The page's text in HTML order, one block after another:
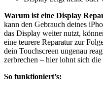
Warum ist eine Display
kann den Gebrauch deines
das Display weiter nutzt,
eine teurere Reparatur zur
dein Touchscreen ungenau
zerbrechen – hier lohnt sich
So funktioniert’s: